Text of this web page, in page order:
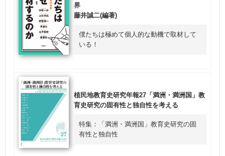
界
藤井誠二(編著)
僕たちは極めて個人的な動機で取材して
いる！
植民地教育史研究年報27「満洲・満洲国」教
育史研究の固有性と独自性を考える
特集：「満洲・満洲国」教育史研究の固
有性と独自性